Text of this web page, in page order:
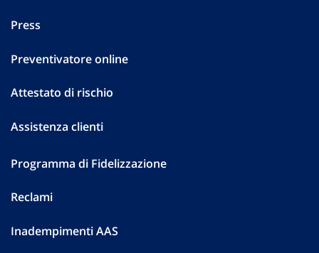
Press
Preventivatore online
Attestato di rischio
Assistenza clienti
Programma di Fidelizzazione
Reclami
Inadempimenti AAS